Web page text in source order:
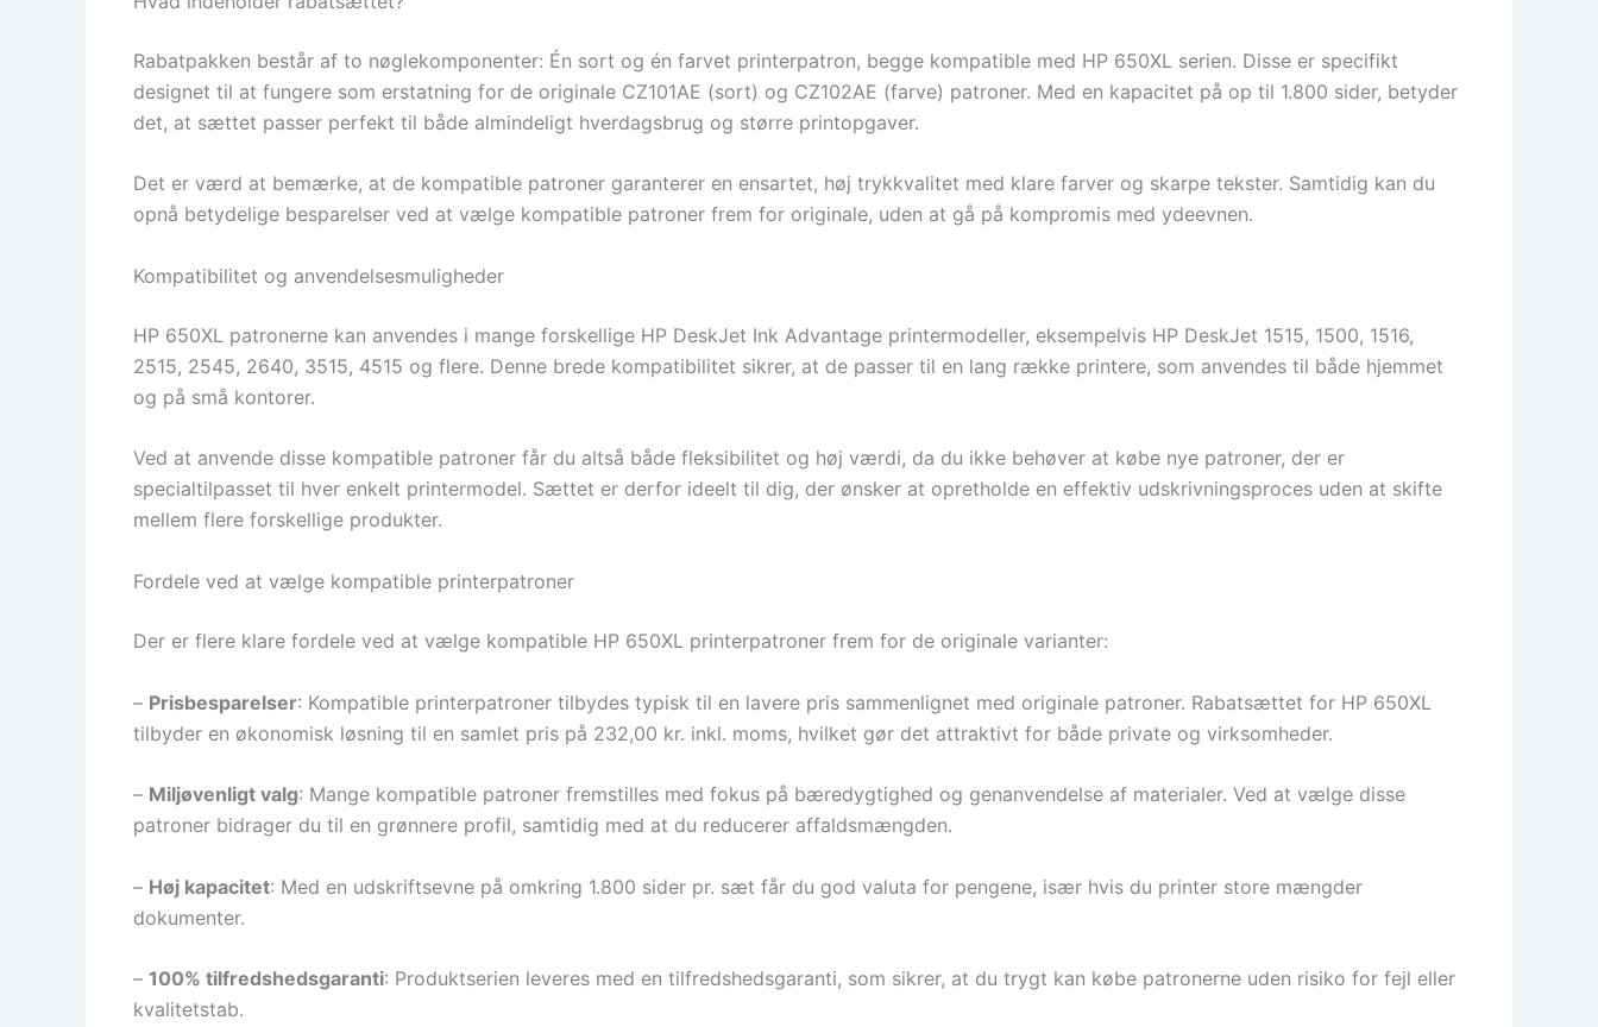
Rabatpakken består af to nøglekomponenter: Én sort og én farvet printerpatron, begge kompatible med HP 650XL serien. Disse er specifikt
designet til at fungere som erstatning for de originale CZ101AE (sort) og CZ102AE (farve) patroner. Med en kapacitet på op til 1.800 sider, betyder
det, at sættet passer perfekt til både almindeligt hverdagsbrug og større printopgaver.
Det er værd at bemærke, at de kompatible patroner garanterer en ensartet, høj trykkvalitet med klare farver og skarpe tekster. Samtidig kan du
opnå betydelige besparelser ved at vælge kompatible patroner frem for originale, uden at gå på kompromis med ydeevnen.
Kompatibilitet og anvendelsesmuligheder
HP 650XL patronerne kan anvendes i mange forskellige HP DeskJet Ink Advantage printermodeller, eksempelvis HP DeskJet 1515, 1500, 1516,
2515, 2545, 2640, 3515, 4515 og flere. Denne brede kompatibilitet sikrer, at de passer til en lang række printere, som anvendes til både hjemmet
og på små kontorer.
Ved at anvende disse kompatible patroner får du altså både fleksibilitet og høj værdi, da du ikke behøver at købe nye patroner, der er
specialtilpasset til hver enkelt printermodel. Sættet er derfor ideelt til dig, der ønsker at opretholde en effektiv udskrivningsproces uden at skifte
mellem flere forskellige produkter.
Fordele ved at vælge kompatible printerpatroner
Der er flere klare fordele ved at vælge kompatible HP 650XL printerpatroner frem for de originale varianter:
– Prisbesparelser: Kompatible printerpatroner tilbydes typisk til en lavere pris sammenlignet med originale patroner. Rabatsættet for HP 650XL
tilbyder en økonomisk løsning til en samlet pris på 232,00 kr. inkl. moms, hvilket gør det attraktivt for både private og virksomheder.
– Miljøvenligt valg: Mange kompatible patroner fremstilles med fokus på bæredygtighed og genanvendelse af materialer. Ved at vælge disse
patroner bidrager du til en grønnere profil, samtidig med at du reducerer affaldsmængden.
– Høj kapacitet: Med en udskriftsevne på omkring 1.800 sider pr. sæt får du god valuta for pengene, især hvis du printer store mængder
dokumenter.
– 100% tilfredshedsgaranti: Produktserien leveres med en tilfredshedsgaranti, som sikrer, at du trygt kan købe patronerne uden risiko for fejl eller
kvalitetstab.